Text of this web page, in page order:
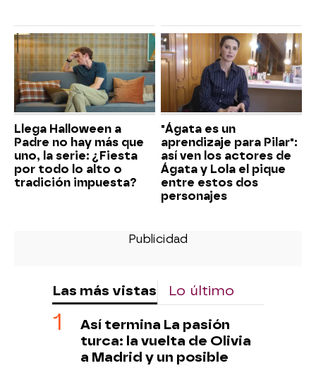
Llega Halloween a
Padre no hay más que
uno, la serie: ¿Fiesta
por todo lo alto o
tradición impuesta?
"Ágata es un
aprendizaje para Pilar":
así ven los actores de
Ágata y Lola el pique
entre estos dos
personajes
Las más vistas Lo último
Así termina La pasión
turca: la vuelta de Olivia
a Madrid y un posible